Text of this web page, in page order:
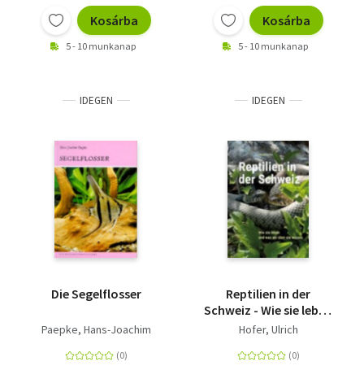
Kosárba
5 - 10 munkanap
Kosárba
5 - 10 munkanap
IDEGEN
Die Segelflosser
Paepke, Hans-Joachim
IDEGEN
Reptilien in der
Schweiz - Wie sie leben
und was wir über sie
Hofer, Ulrich